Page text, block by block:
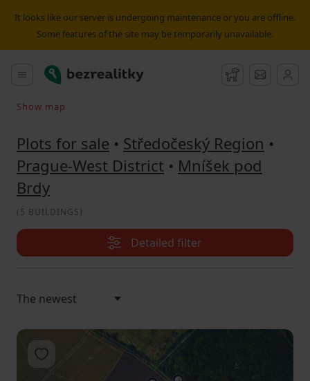
It looks like our server is undergoing maintenance or you are offline.
Some features of the site may be temporarily unavailable.
Main menu
Bezrealitky Watchdog
Search on the map
Show map
Plots for sale • Středočeský Region •
Prague-West District • Mníšek pod
Brdy
(5 BUILDINGS)
Detailed filter
Add to favorites